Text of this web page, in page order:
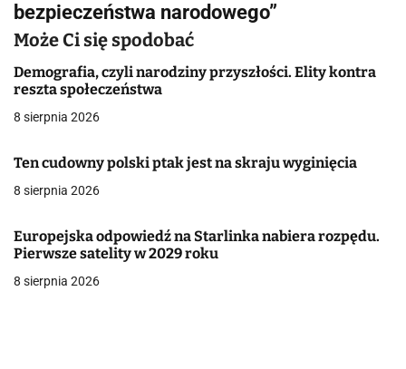
a
c
j
a
w
p
s
u
bezpieczeństwa narodowego”
Może Ci się spodobać
Demografia, czyli narodziny przyszłości. Elity kontra
reszta społeczeństwa
8 sierpnia 2026
Ten cudowny polski ptak jest na skraju wyginięcia
8 sierpnia 2026
Europejska odpowiedź na Starlinka nabiera rozpędu.
Pierwsze satelity w 2029 roku
8 sierpnia 2026